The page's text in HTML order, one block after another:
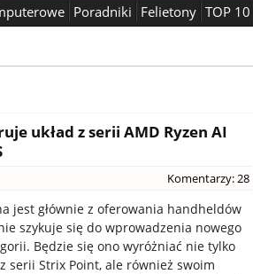
Poradniki Felietony TOP 10
układ z serii AMD Ryzen AI
Komentarzy: 28
jest głównie z oferowania handheldów
szykuje się do wprowadzenia nowego
Będzie się ono wyróżniać nie tylko
serii Strix Point, ale również swoim